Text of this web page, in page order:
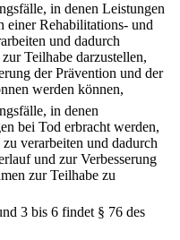
in denen Leistungen
einer Rehabilitations- und
und dadurch
Teilhabe darzustellen,
der Prävention und der
werden können,
in denen
bei Tod erbracht werden,
verarbeiten und dadurch
und zur Verbesserung
zur Teilhabe zu
3 bis 6 findet § 76 des